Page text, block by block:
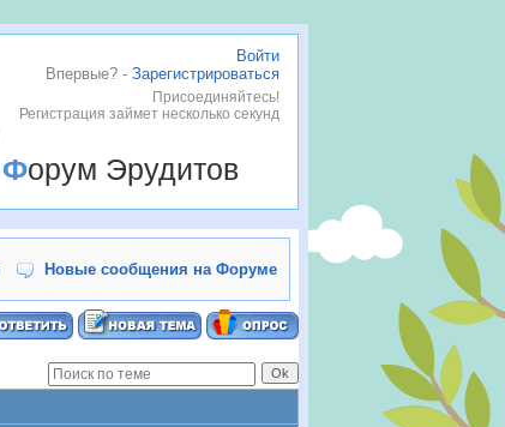
Войти
Впервые? - Зарегистрироваться
Присоединяйтесь!
Регистрация займет несколько секунд
Форум Эрудитов
Новые сообщения на Форуме